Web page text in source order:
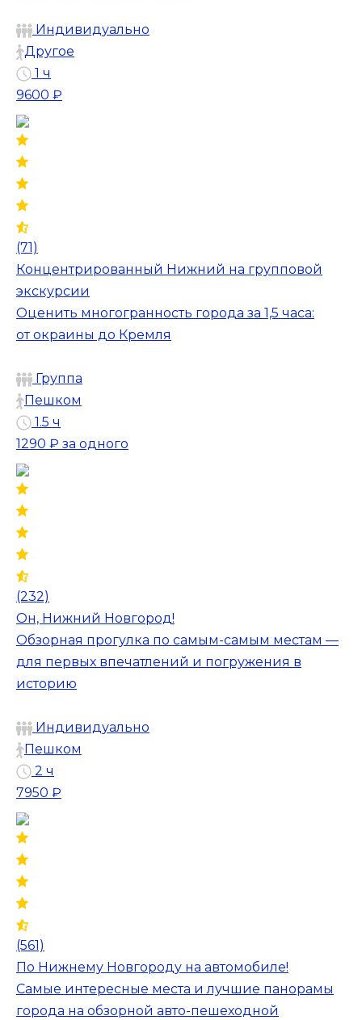
Индивидуально
Другое
1 ч
9600 ₽
(71)
Концентрированный Нижний на групповой
экскурсии
Оценить многогранность города за 1,5 часа:
от окраины до Кремля
Группа
Пешком
1.5 ч
1290 ₽ за одного
(232)
Он, Нижний Новгород!
Обзорная прогулка по самым-самым местам —
для первых впечатлений и погружения в
историю
Индивидуально
Пешком
2 ч
7950 ₽
(561)
По Нижнему Новгороду на автомобиле!
Самые интересные места и лучшие панорамы
города на обзорной авто-пешеходной